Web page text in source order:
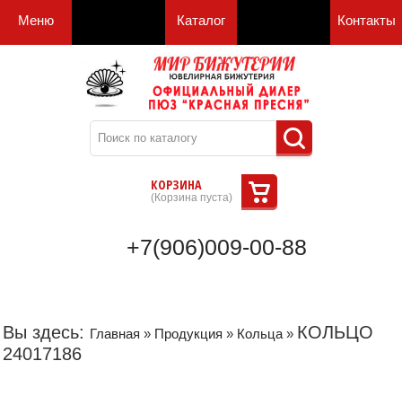
Меню Каталог Контакты
КОРЗИНА
(Корзина пуста)
+7(906)009-00-88
Вы здесь: Главная » Продукция » Кольца » КОЛЬЦО
24017186